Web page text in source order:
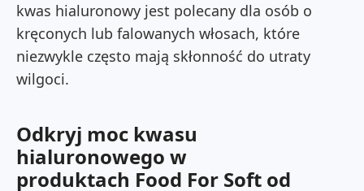
kwas hialuronowy jest polecany dla osób o
kręconych lub falowanych włosach, które
niezwykle często mają skłonność do utraty
wilgoci.
Odkryj moc kwasu
hialuronowego w
produktach Food For Soft od